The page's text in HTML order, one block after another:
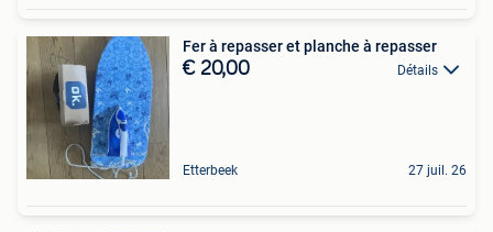
Fer à repasser et planche à repasser
€ 20,00 Détails
Etterbeek 27 juil. 26